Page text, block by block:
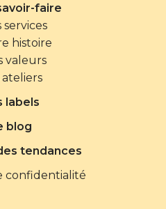
faire
services
histoire
valeurs
ateliers
labels
blog
tendances
confidentialité